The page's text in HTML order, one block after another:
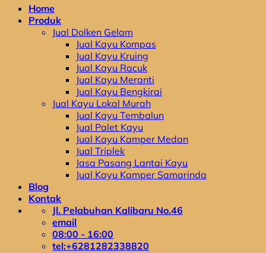
Home
Produk
Jual Dolken Gelam
Jual Kayu Kompas
Jual Kayu Kruing
Jual Kayu Racuk
Jual Kayu Meranti
Jual Kayu Bengkirai
Jual Kayu Lokal Murah
Jual Kayu Tembalun
Jual Palet Kayu
Jual Kayu Kamper Medan
Jual Triplek
Jasa Pasang Lantai Kayu
Jual Kayu Kamper Samarinda
Blog
Kontak
Jl. Pelabuhan Kalibaru No.46
email
08:00 - 16:00
tel:+6281282338820